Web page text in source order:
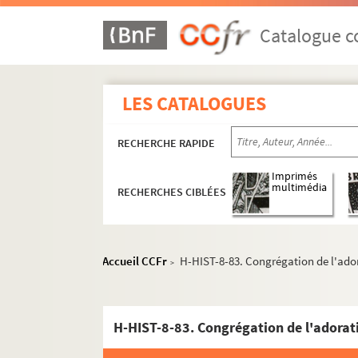
Catalogue
LES CATALOGUES
RECHERCHE RAPIDE
RECHERCHES CIBLÉES
Imprimés
multimédia
Accueil CCFr > H-HIST-8-83. Congrégation de
H-HIST-8-83. Congrégation de
H-HIST-1. Culte de Notre-Dame de la Treille